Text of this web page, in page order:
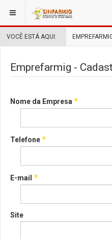
VOCÊ ESTÁ AQUI:
Emprefarmig -
Nome da Empresa *
Telefone *
E-mail *
Site